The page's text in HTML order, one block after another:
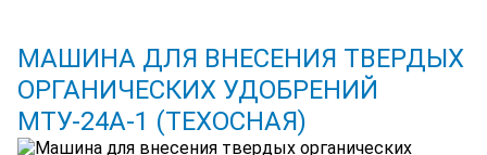
МАШИНА ДЛЯ ВНЕСЕНИЯ ТВЕРДЫХ
ОРГАНИЧЕСКИХ УДОБРЕНИЙ
МТУ-24А-1 (ТЕХОСНАЯ)